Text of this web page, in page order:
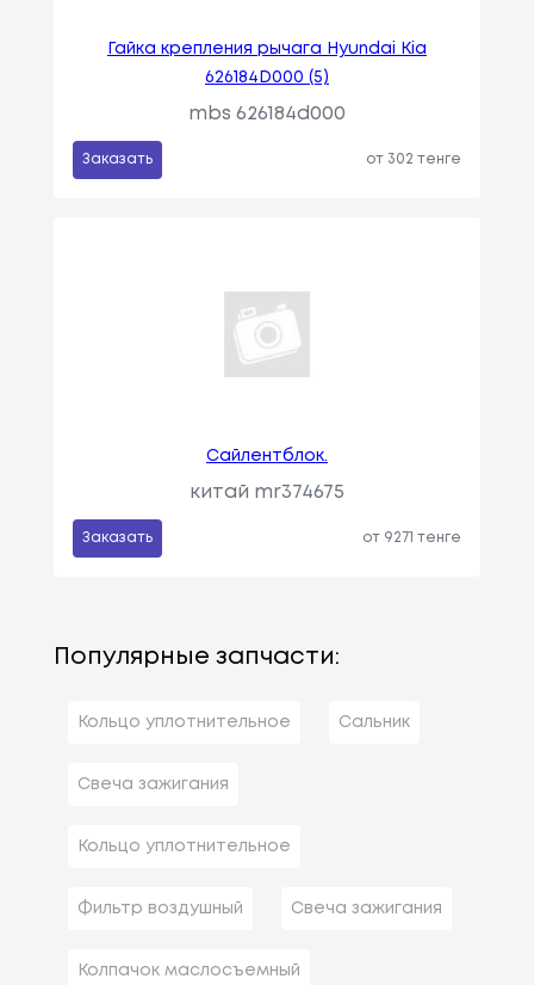
Гайка крепления рычага Hyundai Kia
626184D000 (5)
mbs 626184d000
Заказать от 302 тенге
Сайлентблок.
китай mr374675
Заказать от 9271 тенге
Популярные запчасти:
Кольцо уплотнительное Сальник
Свеча зажигания
Кольцо уплотнительное
Фильтр воздушный Свеча зажигания
Колпачок маслосъемный